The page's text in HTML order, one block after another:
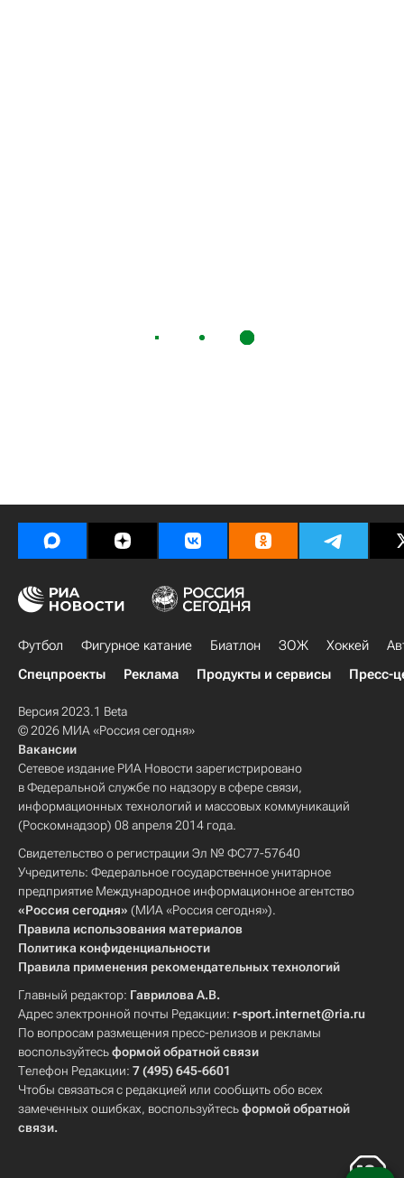
Футбол Фигурное катание Биатлон ЗОЖ Хоккей
Спецпроекты
Реклама Продукты и сервисы Пресс-
Версия 2023.1 Beta
© 2026 МИА «Россия сегодня»
Вакансии
Сетевое издание РИА Новости зарегистрировано
в Федеральной службе по надзору в сфере связи,
информационных технологий и массовых коммуникаций
(Роскомнадзор) 08 апреля 2014 года.
Свидетельство о регистрации Эл № ФС77-57640
Учредитель: Федеральное государственное унитарное
предприятие Международное информационное агентство
«Россия сегодня» (МИА «Россия сегодня»).
Правила использования материалов
Политика конфиденциальности
Правила применения рекомендательных технологий
Главный редактор: Гаврилова А.В.
Адрес электронной почты Редакции: r-sport.internet@ria.ru
По вопросам размещения пресс-релизов и рекламы
воспользуйтесьформой обратной связи
Телефон Редакции: 7 (495) 645-6601
Чтобы связаться с редакцией или сообщить обо всех
замеченных ошибках, воспользуйтесьформой обратной
связи.